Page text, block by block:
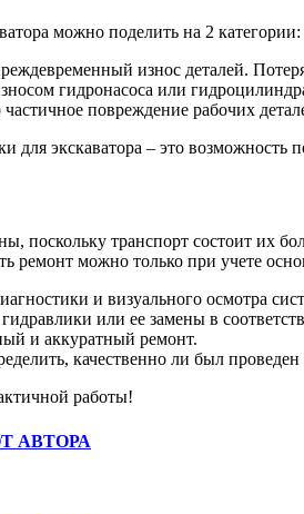
можно поделить на 2 категории:
износ деталей.
гидронасоса или
повреждение рабочих
для экскаватора – это
поскольку транспорт состоит их
ремонт можно только при учете
и визуального осмотра
или ее замены в
и аккуратный ремонт.
качественно ли был
работы!
АВТОРА